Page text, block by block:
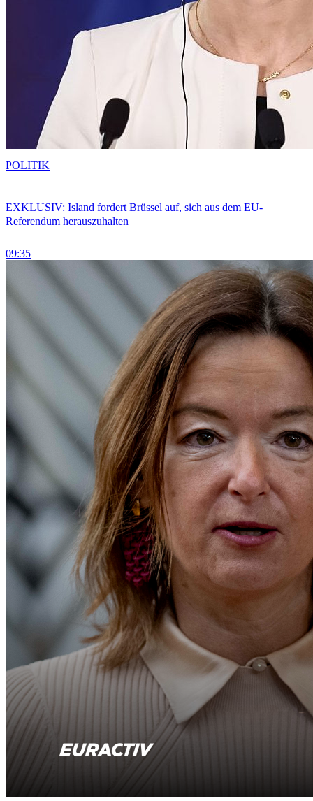
EXKLUSIV: Island fordert Brüssel auf, sich aus dem EU-
Referendum herauszuhalten
09:35
POLITIK